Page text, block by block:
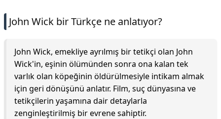
John Wick bir Türkçe ne anlatıyor?
John Wick, emekliye ayrılmış bir tetikçi olan John
Wick'in, eşinin ölümünden sonra ona kalan tek
varlık olan köpeğinin öldürülmesiyle intikam almak
için geri dönüşünü anlatır. Film, suç dünyasına ve
tetikçilerin yaşamına dair detaylarla
zenginleştirilmiş bir evrene sahiptir.